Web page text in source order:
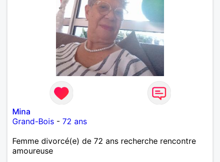
Mina
Grand-Bois - 72 ans
Femme divorcé(e) de 72 ans recherche rencontre
amoureuse